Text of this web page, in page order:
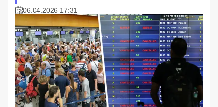
06.04.2026 17:31